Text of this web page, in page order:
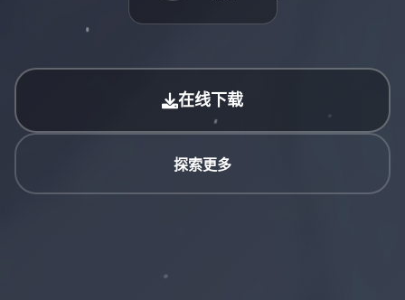
在线下载
探索更多